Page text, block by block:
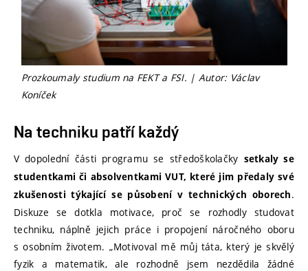
Prozkoumaly studium na FEKT a FSI. | Autor: Václav
Koníček
Na techniku patří každý
V dopolední části programu se středoškolačky setkaly se
studentkami či absolventkami VUT, které jim předaly své
zkušenosti týkající se působení v technických oborech.
Diskuze se dotkla motivace, proč se rozhodly studovat
techniku, náplně jejich práce i propojení náročného oboru
s osobním životem. „Motivoval mě můj táta, který je skvělý
fyzik a matematik, ale rozhodně jsem nezdědila žádné